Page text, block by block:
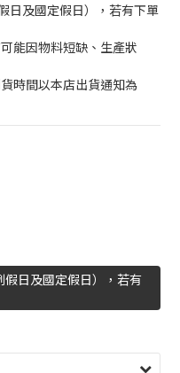
日及國定假日），若有下單
能因物料短缺、生產狀
時間以本店出貨通知為
日及國定假日），若有